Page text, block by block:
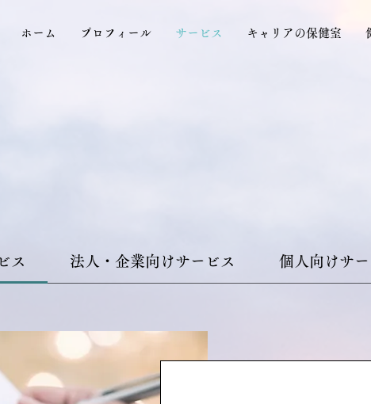
ホーム プロフィール サービス キャリアの保健室
ス 法人・企業向けサービス 個人向けサー